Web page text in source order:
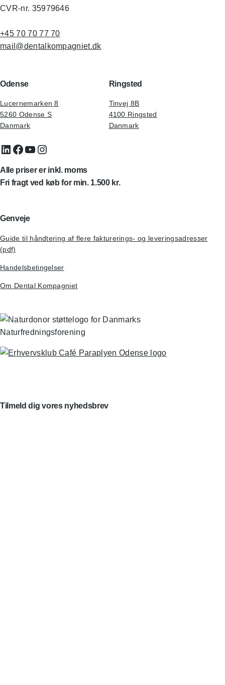
CVR-nr. 35979646
+45 70 70 77 70
mail@dentalkompagniet.dk
Odense
Lucernemarken 8
5260 Odense S
Danmark
Ringsted
Tinvej 8B
4100 Ringsted
Danmark
LinkedIn Facebook YouTube Instagram
Alle priser er inkl. moms
Fri fragt ved køb for min. 1.500 kr.
Genveje
Guide til håndtering af flere fakturerings- og leveringsadresser
(pdf)
Handelsbetingelser
Om Dental Kompagniet
Tilmeld dig vores nyhedsbrev